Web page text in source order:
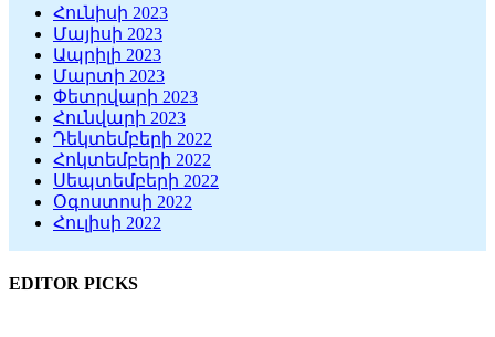
Հունիսի 2023
Մայիսի 2023
Ապրիլի 2023
Մարտի 2023
Փետրվարի 2023
Հունվարի 2023
Դեկտեմբերի 2022
Հոկտեմբերի 2022
Սեպտեմբերի 2022
Օգոստոսի 2022
Հուլիսի 2022
EDITOR PICKS